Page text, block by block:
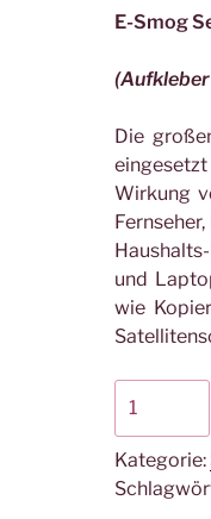
E-Smog
Die
Wirkung
und
wie
Smog
Server
(groß)-
Schutz
Kategorie: